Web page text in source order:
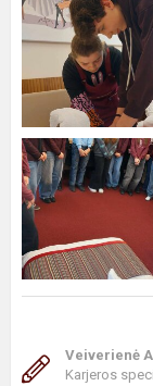
Veiverienė
Karjeros